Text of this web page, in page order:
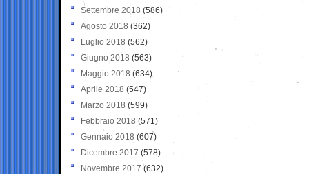
Settembre 2018 (586)
Agosto 2018 (362)
Luglio 2018 (562)
Giugno 2018 (563)
Maggio 2018 (634)
Aprile 2018 (547)
Marzo 2018 (599)
Febbraio 2018 (571)
Gennaio 2018 (607)
Dicembre 2017 (578)
Novembre 2017 (632)